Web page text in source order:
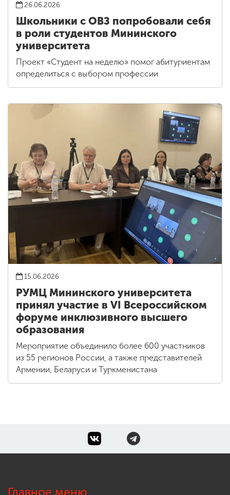
26.06.2026
Школьники с ОВЗ попробовали себя
в роли студентов Мининского
университета
Проект «Студент на неделю» помог абитуриентам
определиться с выбором профессии
15.06.2026
РУМЦ Мининского университета
принял участие в VI Всероссийском
форуме инклюзивного высшего
образования
Мероприятие объединило более 600 участников
из 55 регионов России, а также представителей
Армении, Беларуси и Туркменистана